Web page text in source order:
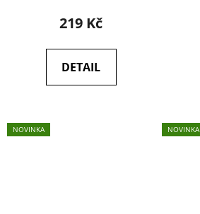
219 Kč
DETAIL
NOVINKA NOVINKA